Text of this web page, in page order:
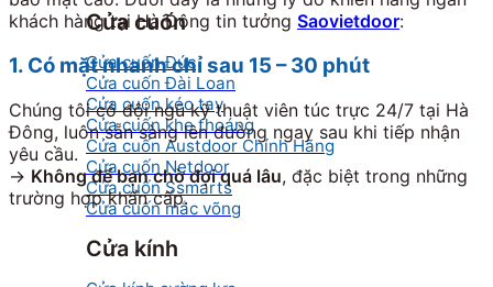
Cửa cuốn
Cửa cuốn Đức
Cửa cuốn Đài Loan
Cửa cuốn kéo tay
Cửa cuốn khe thoáng
Cửa cuốn Austdoor Chính Hãng
Cửa cuốn Netdoor
Cửa cuốn Ssmarts
Cửa cuốn mắc võng
Cửa kính
khách hàng tại Hà Đông tin tưởng Saovietdoor:
1. Có mặt nhanh chỉ sau 15 – 30 phút
Chúng tôi có đội ngũ kỹ thuật viên túc trực 24/7 tại Hà
Đông, luôn sẵn sàng lên đường ngay sau khi tiếp nhận
yêu cầu.
→ Không để bạn chờ đợi quá lâu, đặc biệt trong những
trường hợp khẩn cấp.